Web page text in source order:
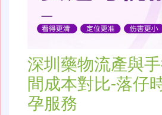
深圳藥物流產與
間成本對比-落仔
孕服務